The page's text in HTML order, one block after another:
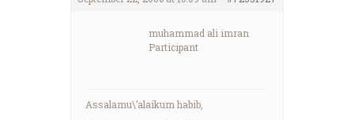
muhammad ali imran
Participant
Assalamu\’alaikum habib,